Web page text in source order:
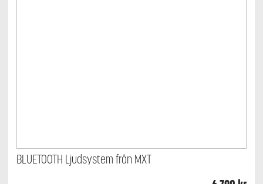
BLUETOOTH Ljudsystem från MXT